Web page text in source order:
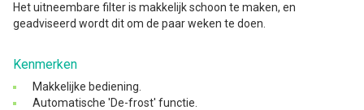
Het uitneembare filter is makkelijk schoon te maken, en
geadviseerd wordt dit om de paar weken te doen.
Kenmerken
Makkelijke bediening.
Automatische 'De-frost' functie.